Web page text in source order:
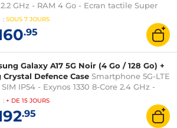
GHz - RAM 4 Go - Ecran tactile Super
90 Hz 6.7" 1080 x 2340 - 128 Go -
Bluetooth 5.3 - 5000 mAh - Android 15
: SOUS 7 JOURS
.95
Galaxy A17 5G Noir (4 Go / 128 Go) +
Crystal Defence Case Smartphone 5G-LTE
IP54 - Exynos 1330 8-Core 2.4 GHz -
4 Go - Ecran tactile Super AMOLED 90 Hz
x 2340 - 128 Go - NFC/Bluetooth 5.3 -
mAh - Android 15 + Coque de protection
: + DE 15 JOURS
.95